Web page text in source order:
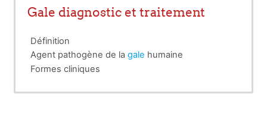
Gale diagnostic et traitement
Définition
Agent pathogène de la gale humaine
Formes cliniques